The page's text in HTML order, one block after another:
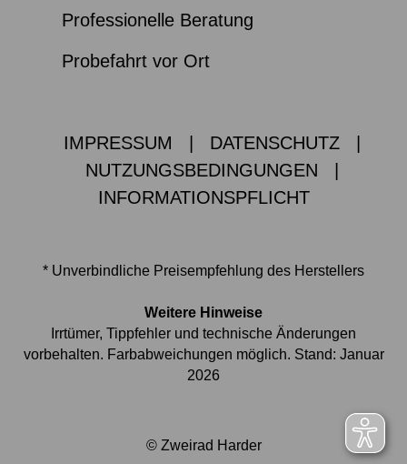
Professionelle Beratung
Probefahrt vor Ort
IMPRESSUM DATENSCHUTZ
NUTZUNGSBEDINGUNGEN
INFORMATIONSPFLICHT
* Unverbindliche Preisempfehlung des Herstellers
Weitere Hinweise
Irrtümer, Tippfehler und technische Änderungen
vorbehalten. Farbabweichungen möglich. Stand: Januar
2026
© Zweirad Harder